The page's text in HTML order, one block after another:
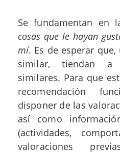
Se fundamentan
cosas que le hayan
mí. Es de esperar
similar, tiendan a
similares. Para que
recomendación
disponer de las
así como
(actividades,
valoraciones